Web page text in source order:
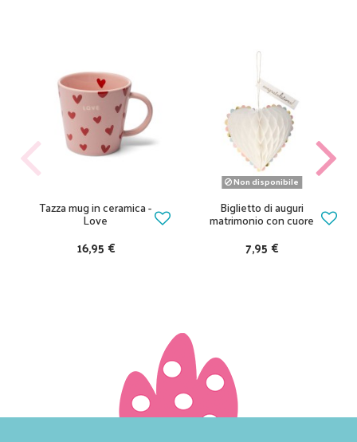
Tazza mug in ceramica -
Love
16,95 €
Non disponibile
Biglietto di auguri
matrimonio con cuore
7,95 €